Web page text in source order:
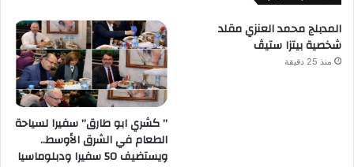
المدبلج محمد العنزي مقلد
شخصية بيتزا ستيڤ
منذ 25 دقيقة
” كشري ابو طارق” سفيرا لسياحة
الطعام في الشرق الأوسط..
ويستضيف 50 سفيرا ودبلوماسيا